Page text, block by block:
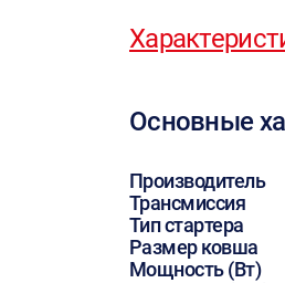
Основные
Производитель
Трансмиссия
Тип стартера
Размер ковша
Мощность (Вт)